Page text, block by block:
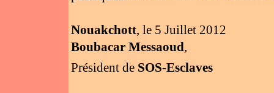
Nouakchott, le 5 Juillet 2012
Boubacar Messaoud,
Président de SOS-Esclaves